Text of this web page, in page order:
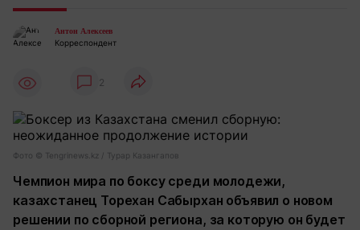
Антон Алексеев
Корреспондент
2
Фото ©️ Tengrinews.kz / Турар Казангапов
Чемпион мира по боксу среди молодежи,
казахстанец Торехан Сабырхан объявил о новом
решении по сборной региона, за которую он будет